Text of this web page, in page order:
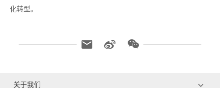
化转型。
关于我们